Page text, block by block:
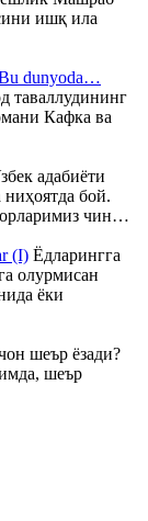
ишқ ила
dunyoda…
таваллудининг
Кафка ва
адабиёти
ниҳоятда бой.
чин…
(I) Ёдларингга
олурмисан
ёки
шеър ёзади?
шеър